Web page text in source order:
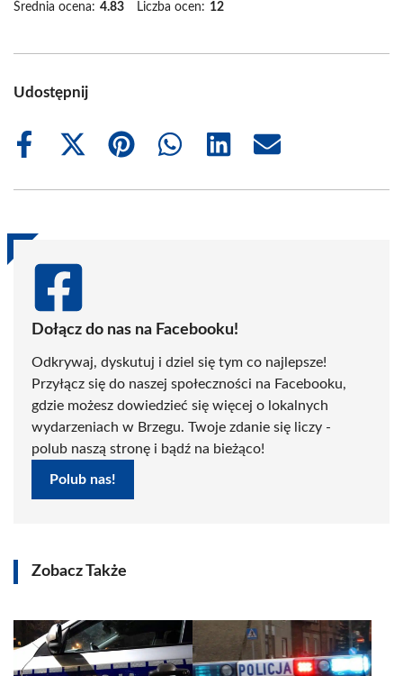
Średnia ocena: 4.83 Liczba ocen: 12
Udostępnij
Share
Share
(Twitter)
Share
Share
Share
Share
Dołącz do nas na Facebooku!
Odkrywaj, dyskutuj i dziel się tym co najlepsze!
Przyłącz się do naszej społeczności na Facebooku,
gdzie możesz dowiedzieć się więcej o lokalnych
wydarzeniach w Brzegu. Twoje zdanie się liczy -
polub naszą stronę i bądź na bieżąco!
Polub nas!
Zobacz Także